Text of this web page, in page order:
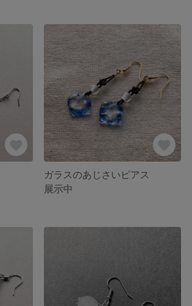
ガラスのあじさいピアス
展示中